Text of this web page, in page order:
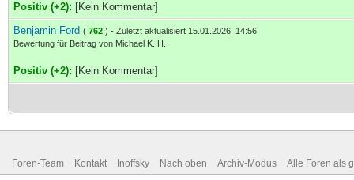
Positiv (+2): [Kein Kommentar]
Benjamin Ford ( 762 ) - Zuletzt aktualisiert 15.01.2026, 14:56
Bewertung für Beitrag von Michael K. H.
Positiv (+2): [Kein Kommentar]
Foren-Team Kontakt Inoffsky Nach oben Archiv-Modus Alle Foren als